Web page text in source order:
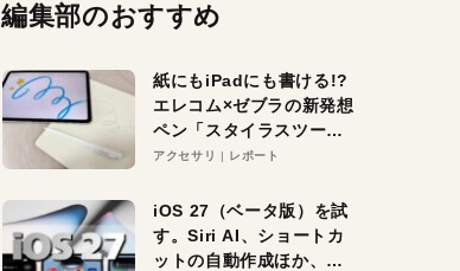
編集部のおすすめ
紙にもiPadにも書ける!?
エレコム×ゼブラの新発想
ペン「スタイラスツーウ
ェイ」レビュー。持ち替
アクセサリ レポート
iOS 27（ベータ版）を試
す。Siri AI、ショートカ
ットの自動作成ほか、期